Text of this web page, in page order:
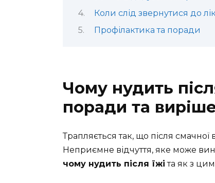
Коли слід звернутися до
Профілактика та поради
Чому нудить
поради та
Трапляється так, що після
Неприємне відчуття, яке може
чому нудить після їжі та як з